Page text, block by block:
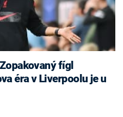
éra v Liverpoolu je u